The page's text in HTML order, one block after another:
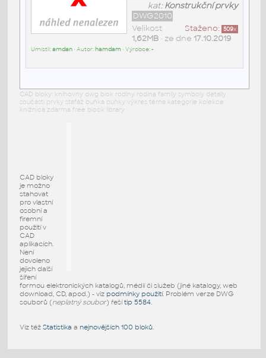
kat:Konstrukční prvky
DWG2010
Staženo: 509x
Velikost
1,62MB• ze dne 17.10.2019
Umístil:amdan• Autor: hamdam• Výrobce:-
CAD bloky: knihovny dwg blok rodiny rodina family symboly detaily
součásti prvky stafáž buňka buňky výkres téma kategorie kolekce
knižnica zdarma free block library
CAD bloky
je možno
stahovat
pro vlastní
osobní a
firemní
použití v
CAD
aplikacích.
Není
dovoleno
jejich další
šíření
formou elektronických katalogů, médií či služeb (jiné katalogy, web
download, CD, apod.) - viz podmínky použití. Problém verze DWG
souborů (neplatný soubor) řešítip 5584.
Viz též Statistika a nejnovějších 100 bloků.